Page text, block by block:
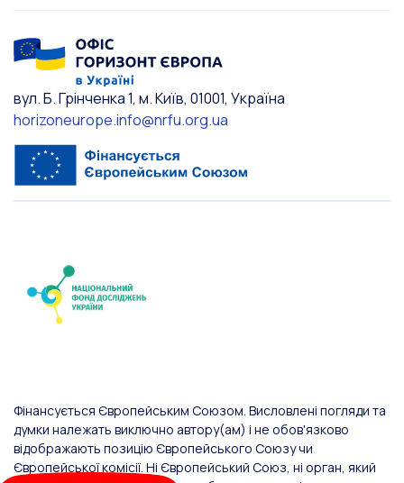
вул. Б. Грінченка 1, м. Київ, 01001, Україна
horizoneurope.info@nrfu.org.ua
Фінансується Європейським Союзом. Висловлені погляди та
думки належать виключно автору(ам) і не обов'язково
відображають позицію Європейського Союзу чи
Європейської комісії. Ні Європейський Союз, ні орган, який